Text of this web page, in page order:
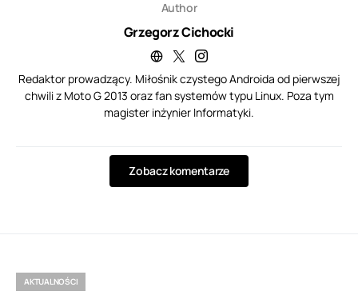
Author
Grzegorz Cichocki
Redaktor prowadzący. Miłośnik czystego Androida od pierwszej
chwili z Moto G 2013 oraz fan systemów typu Linux. Poza tym
magister inżynier Informatyki.
Zobacz komentarze
AKTUALNOŚCI